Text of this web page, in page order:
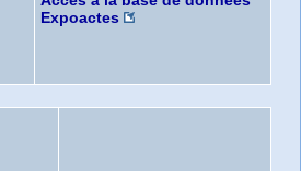
Expoactes